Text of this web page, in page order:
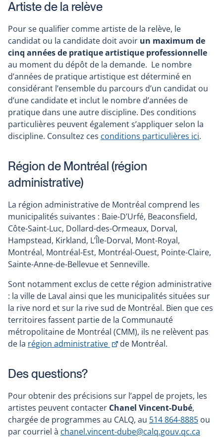
Artiste de la relève
Pour se qualifier comme artiste de la relève, le
candidat ou la candidate doit avoir un maximum de
cinq années de pratique artistique professionnelle
au moment du dépôt de la demande. Le nombre
d’années de pratique artistique est déterminé en
considérant l’ensemble du parcours d’un candidat ou
d’une candidate et inclut le nombre d’années de
pratique dans une autre discipline. Des conditions
particulières peuvent également s’appliquer selon la
discipline. Consultez ces conditions particulières ici.
Région de Montréal (région
administrative)
La région administrative de Montréal comprend les
municipalités suivantes : Baie-D’Urfé, Beaconsfield,
Côte-Saint-Luc, Dollard-des-Ormeaux, Dorval,
Hampstead, Kirkland, L’Île-Dorval, Mont-Royal,
Montréal, Montréal-Est, Montréal-Ouest, Pointe-Claire,
Sainte-Anne-de-Bellevue et Senneville.
Sont notamment exclus de cette région administrative
: la ville de Laval ainsi que les municipalités situées sur
la rive nord et sur la rive sud de Montréal. Bien que ces
territoires fassent partie de la Communauté
métropolitaine de Montréal (CMM), ils ne relèvent pas
de la région administrative
Ce
une
nouvelle
fenêtre
de Montréal.
Des questions?
Pour obtenir des précisions sur l’appel de projets, les
artistes peuvent contacter Chanel Vincent-Dubé,
chargée de programmes au CALQ, au 514 864-8885 ou
par courriel à chanel.vincent-dube@calq.gouv.qc.ca